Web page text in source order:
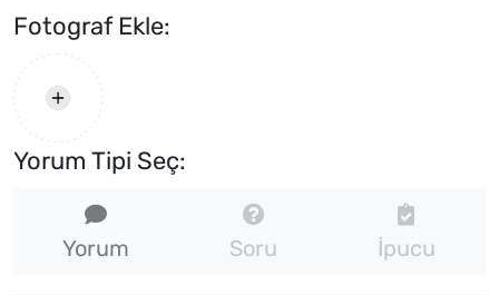
Fotograf Ekle:
Yorum Tipi Seç:
Yorum Soru İpucu